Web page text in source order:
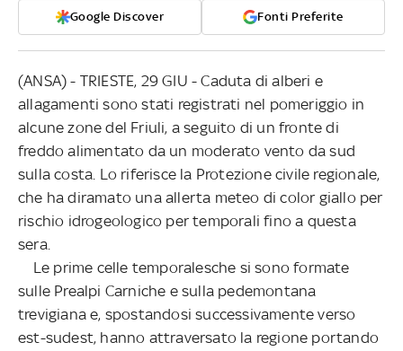
Google Discover Fonti Preferite
(ANSA) - TRIESTE, 29 GIU - Caduta di alberi e
allagamenti sono stati registrati nel pomeriggio in
alcune zone del Friuli, a seguito di un fronte di
freddo alimentato da un moderato vento da sud
sulla costa. Lo riferisce la Protezione civile regionale,
che ha diramato una allerta meteo di color giallo per
rischio idrogeologico per temporali fino a questa
sera.
Le prime celle temporalesche si sono formate
sulle Prealpi Carniche e sulla pedemontana
trevigiana e, spostandosi successivamente verso
est-sudest, hanno attraversato la regione portando